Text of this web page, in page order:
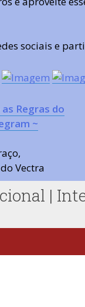
sociais e
Regras do
~
Vectra
|